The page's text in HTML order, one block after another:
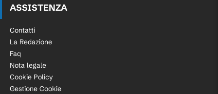
ASSISTENZA
Contatti
La Redazione
Faq
Nota legale
Cookie Policy
Gestione Cookie